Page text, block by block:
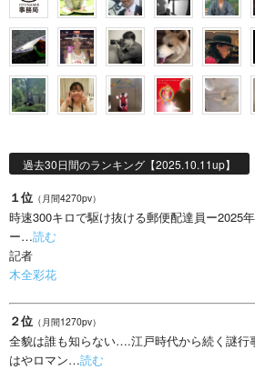
過去30日間のランキング【2025.10.11up】
１位 （月間4270pv）
時速300キロで駆け抜ける郵便配達員ー2025
ー…読む
記者
木全彩花
２位 （月間1270pv）
全貌は誰も知らない….江戸時代から続く謎行
はやロマン…読む